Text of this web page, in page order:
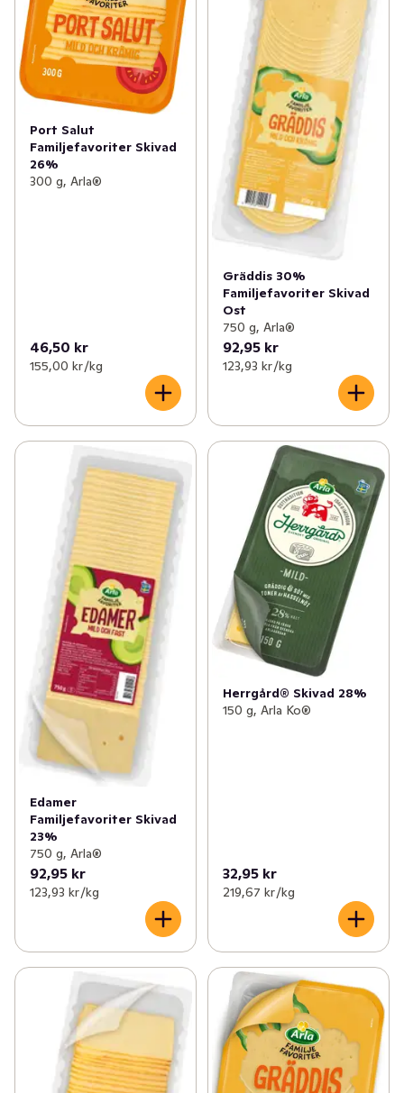
Port Salut
Familjefavoriter Skivad
26%
300 g, Arla®
46,50 kr
155,00 kr /kg
Gräddis 30%
Familjefavoriter Skivad
Ost
750 g, Arla®
92,95 kr
123,93 kr /kg
Edamer
Familjefavoriter Skivad
23%
750 g, Arla®
92,95 kr
123,93 kr /kg
Herrgård® Skivad 28%
150 g, Arla Ko®
32,95 kr
219,67 kr /kg